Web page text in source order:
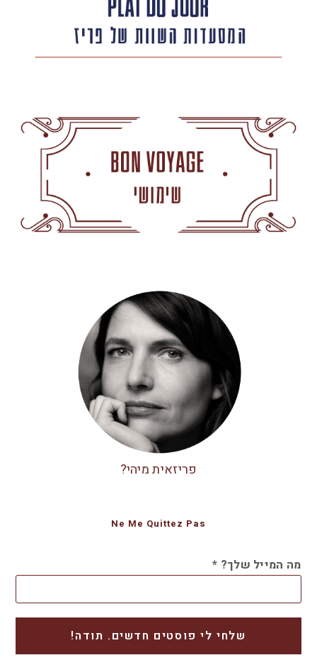
פריזאית מיהי?
Ne Me Quittez Pas
מה המייל שלך? *